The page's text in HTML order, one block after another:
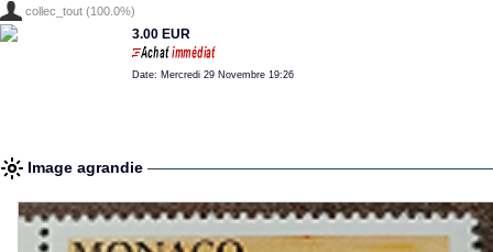
collec_tout (100.0%)
3.00 EUR
Date: Mercredi 29 Novembre 19:26
Image agrandie